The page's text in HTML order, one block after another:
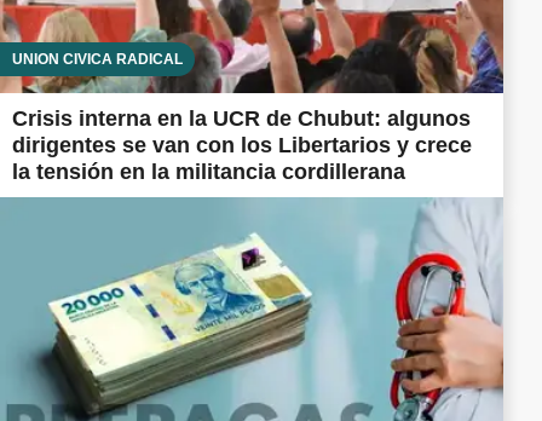
UNIÓN CÍVICA RADICAL
Crisis interna en la UCR de Chubut: algunos
dirigentes se van con los Libertarios y crece
la tensión en la militancia cordillerana